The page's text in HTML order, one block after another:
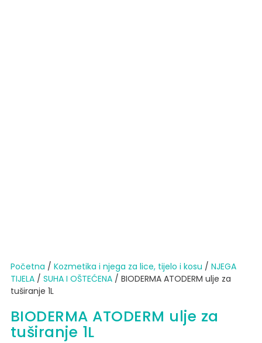
Početna / Kozmetika i njega za lice, tijelo i kosu / NJEGA
TIJELA/ SUHA I OŠTEĆENA/ BIODERMA ATODERM ulje za
tuširanje 1L
BIODERMA ATODERM ulje za
tuširanje 1L